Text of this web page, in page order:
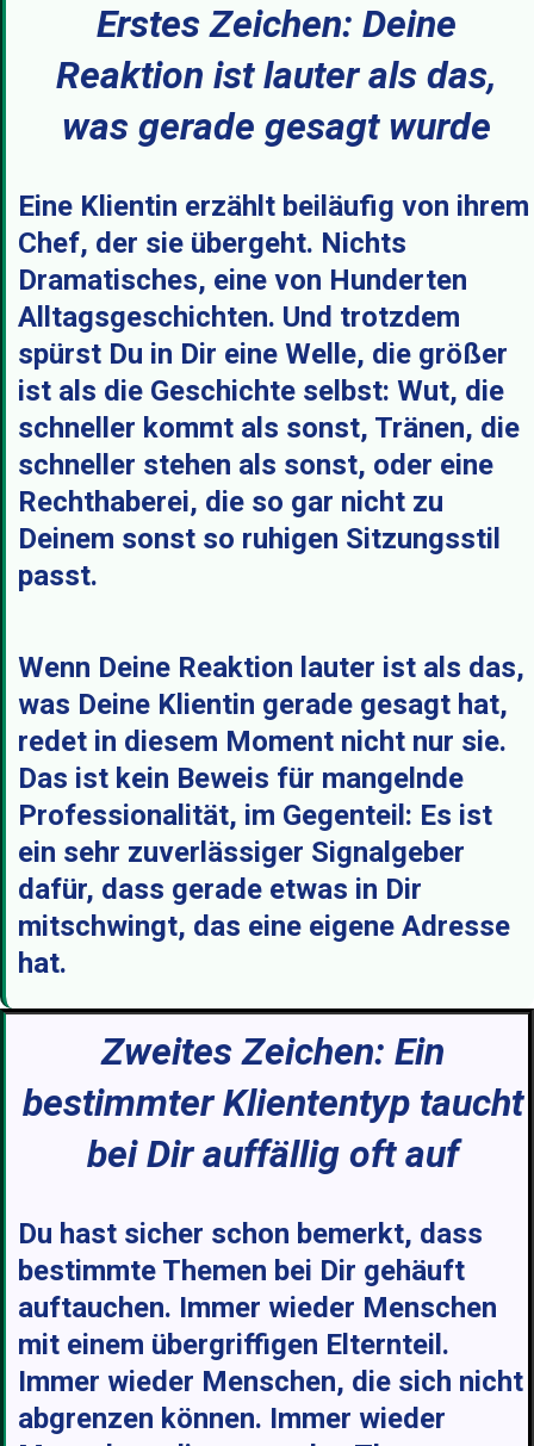
Erstes Zeichen: Deine
Reaktion ist lauter als das,
was gerade gesagt wurde
Eine Klientin erzählt beiläufig von ihrem
Chef, der sie übergeht. Nichts
Dramatisches, eine von Hunderten
Alltagsgeschichten. Und trotzdem
spürst Du in Dir eine Welle, die größer
ist als die Geschichte selbst: Wut, die
schneller kommt als sonst, Tränen, die
schneller stehen als sonst, oder eine
Rechthaberei, die so gar nicht zu
Deinem sonst so ruhigen Sitzungsstil
passt.
Wenn Deine Reaktion lauter ist als das,
was Deine Klientin gerade gesagt hat,
redet in diesem Moment nicht nur sie.
Das ist kein Beweis für mangelnde
Professionalität, im Gegenteil: Es ist
ein sehr zuverlässiger Signalgeber
dafür, dass gerade etwas in Dir
mitschwingt, das eine eigene Adresse
hat.
Zweites Zeichen: Ein
bestimmter Kliententyp taucht
bei Dir auffällig oft auf
Du hast sicher schon bemerkt, dass
bestimmte Themen bei Dir gehäuft
auftauchen. Immer wieder Menschen
mit einem übergriffigen Elternteil.
Immer wieder Menschen, die sich nicht
abgrenzen können. Immer wieder